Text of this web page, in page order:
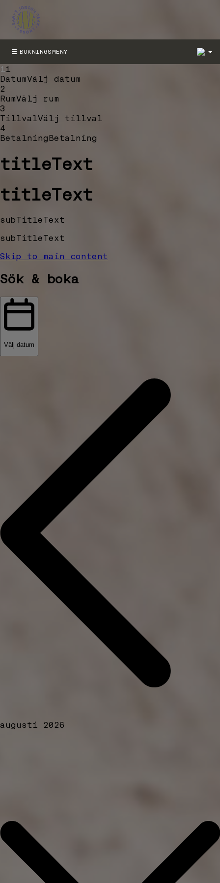
BOKNINGSMENY
11
DatumVälj datum
2
RumVälj rum
3
TillvalVälj tillval
4
BetalningBetalning
titleText
titleText
subTitleText
subTitleText
Skip to main content
Sök & boka
Välj datum
augusti 2026